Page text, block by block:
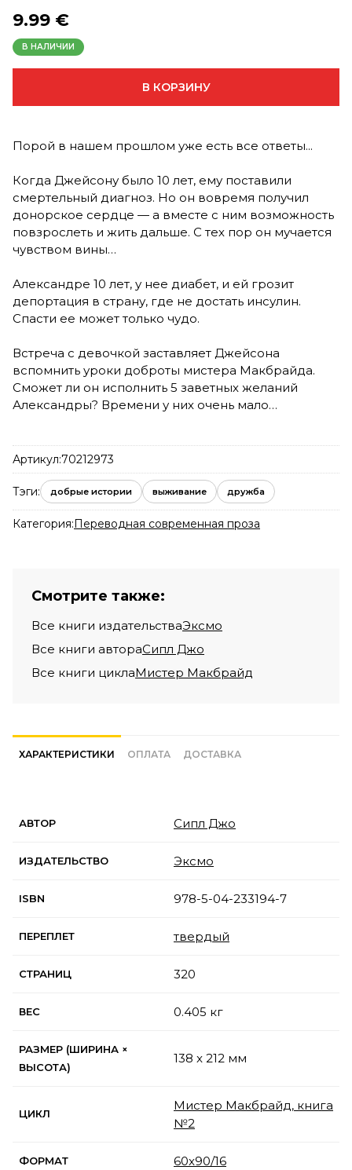
9.99 €
В НАЛИЧИИ
В КОРЗИНУ
Порой в нашем прошлом уже есть все ответы...
Когда Джейсону было 10 лет, ему поставили
смертельный диагноз. Но он вовремя получил
донорское сердце — а вместе с ним возможность
повзрослеть и жить дальше. С тех пор он мучается
чувством вины…
Александре 10 лет, у нее диабет, и ей грозит
депортация в страну, где не достать инсулин.
Спасти ее может только чудо.
Встреча с девочкой заставляет Джейсона
вспомнить уроки доброты мистера Макбрайда.
Сможет ли он исполнить 5 заветных желаний
Александры? Времени у них очень мало…
Артикул:70212973
Тэги: добрые истории выживание дружба
Категория:Переводная современная проза
Смотрите также:
Все книги издательстваЭксмо
Все книги автораСипл Джо
Все книги циклаМистер Макбрайд
ХАРАКТЕРИСТИКИ ОПЛАТА ДОСТАВКА
АВТОР Сипл Джо
ИЗДАТЕЛЬСТВО Эксмо
ISBN 978-5-04-233194-7
ПЕРЕПЛЕТ твердый
СТРАНИЦ 320
ВЕС 0.405 кг
РАЗМЕР (ШИРИНА ×
ВЫСОТА)
138 x 212 мм
ЦИКЛ
Мистер Макбрайд, книга
№2
ФОРМАТ 60x90/16